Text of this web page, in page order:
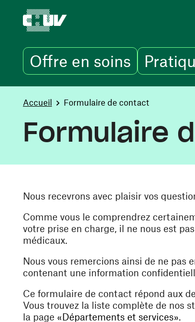
Offre en soins
You are here:
Accueil Formulaire de contact
Formulaire
Nous recevrons avec plaisir vos
Comme vous le comprendrez
votre prise en charge, il ne nous est
médicaux.
Nous vous remercions ainsi de ne pas
contenant une information
Ce formulaire de contact répond aux
Vous trouvez la liste complète de nos
la page «Départements et services».